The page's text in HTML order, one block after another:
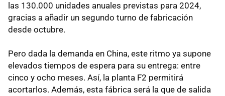
las 130.000 unidades anuales previstas para 2024,
gracias a añadir un segundo turno de fabricación
desde octubre.
Pero dada la demanda en China, este ritmo ya supone
elevados tiempos de espera para su entrega: entre
cinco y ocho meses. Así, la planta F2 permitirá
acortarlos. Además, esta fábrica será la que de salida